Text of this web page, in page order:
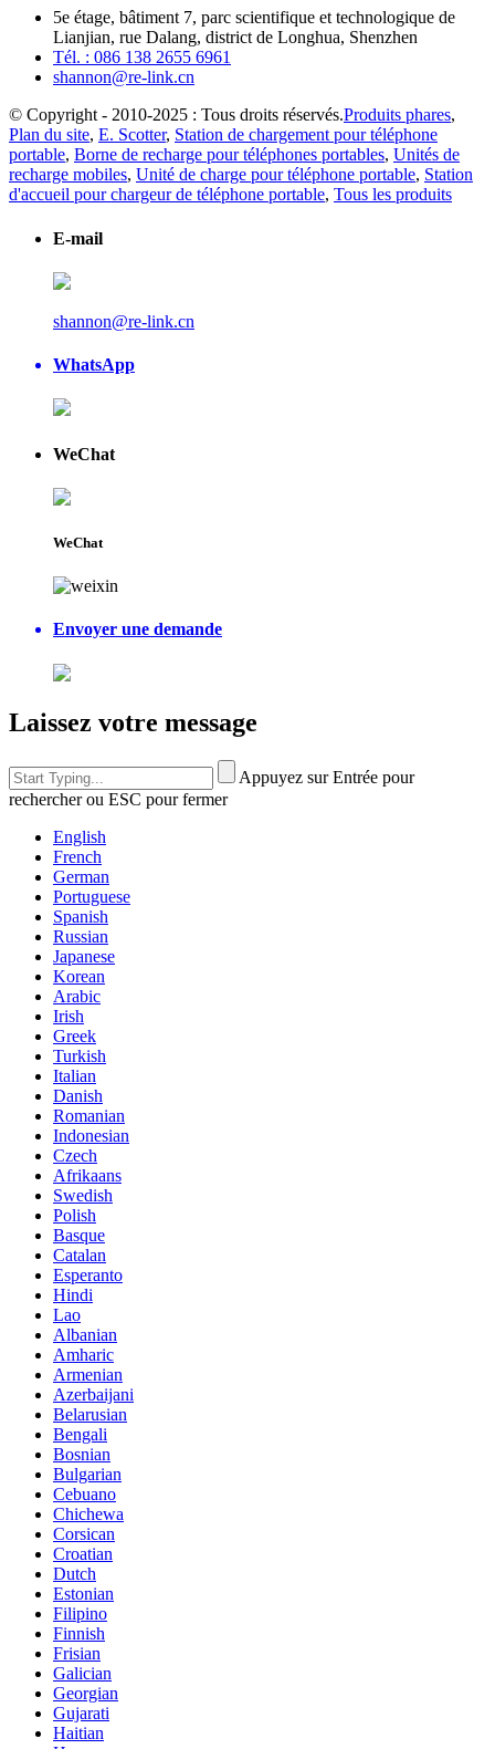
5e étage, bâtiment 7, parc scientifique et technologique de
Lianjian, rue Dalang, district de Longhua, Shenzhen
Tél. : 086 138 2655 6961
shannon@re-link.cn
© Copyright - 2010-2025 : Tous droits réservés.Produits phares,
Plan du site, E. Scotter, Station de chargement pour téléphone
portable, Borne de recharge pour téléphones portables, Unités de
recharge mobiles, Unité de charge pour téléphone portable, Station
d'accueil pour chargeur de téléphone portable, Tous les produits
E-mail
shannon@re-link.cn
WhatsApp
WeChat
WeChat
Envoyer une demande
Laissez votre message
Appuyez sur Entrée pour
rechercher ou ESC pour fermer
English
French
German
Portuguese
Spanish
Russian
Japanese
Korean
Arabic
Irish
Greek
Turkish
Italian
Danish
Romanian
Indonesian
Czech
Afrikaans
Swedish
Polish
Basque
Catalan
Esperanto
Hindi
Lao
Albanian
Amharic
Armenian
Azerbaijani
Belarusian
Bengali
Bosnian
Bulgarian
Cebuano
Chichewa
Corsican
Croatian
Dutch
Estonian
Filipino
Finnish
Frisian
Galician
Georgian
Gujarati
Haitian